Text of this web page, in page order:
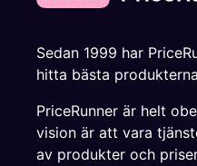
Sedan 1999 har
hitta bästa
PriceRunner är helt
vision är att vara
av produkter och